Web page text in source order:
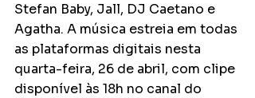
Stefan Baby, Jall, DJ Caetano e
Agatha. A música estreia em todas
as plataformas digitais nesta
quarta-feira, 26 de abril, com clipe
disponível às 18h no canal do